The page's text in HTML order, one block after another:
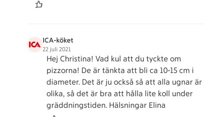
ICA-köket
22 juli 2021
Hej Christina! Vad kul att du tyckte om
pizzorna! De är tänkta att bli ca 10-15 cm i
diameter. Det är ju också så att alla ugnar är
olika, så det är bra att hålla lite koll under
gräddningstiden. Hälsningar Elina